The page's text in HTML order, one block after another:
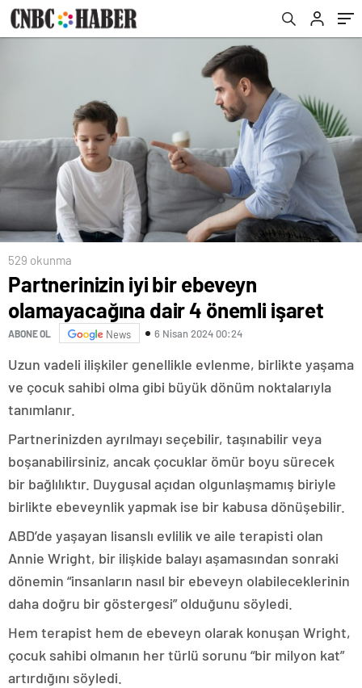
529 okunma
Partnerinizin iyi bir ebeveyn
olamayacağına dair 4 önemli işaret
ABONE OL News 6 Nisan 2024 00:24
Uzun vadeli ilişkiler genellikle evlenme, birlikte yaşama
ve çocuk sahibi olma gibi büyük dönüm noktalarıyla
tanımlanır.
Partnerinizden ayrılmayı seçebilir, taşınabilir veya
boşanabilirsiniz, ancak çocuklar ömür boyu sürecek
bir bağlılıktır. Duygusal açıdan olgunlaşmamış biriyle
birlikte ebeveynlik yapmak ise bir kabusa dönüşebilir.
ABD’de yaşayan lisanslı evlilik ve aile terapisti olan
Annie Wright, bir ilişkide balayı aşamasından sonraki
dönemin “insanların nasıl bir ebeveyn olabileceklerinin
daha doğru bir göstergesi” olduğunu söyledi.
Hem terapist hem de ebeveyn olarak konuşan Wright,
çocuk sahibi olmanın her türlü sorunu “bir milyon kat”
artırdığını söyledi.